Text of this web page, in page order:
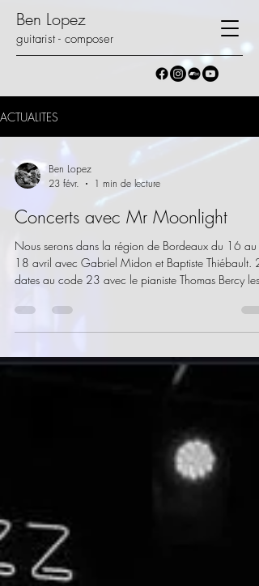
Ben Lopez
guitarist - composer
ACTUALITES
Ben Lopez
23 févr.
1 min de lecture
Concerts avec Mr Moonlight
Nous serons dans la région de Bordeaux du 16 au
18 avril avec Gabriel Midon et Baptiste Thiébault. 2
dates au code 23 avec le pianiste Thomas Bercy les